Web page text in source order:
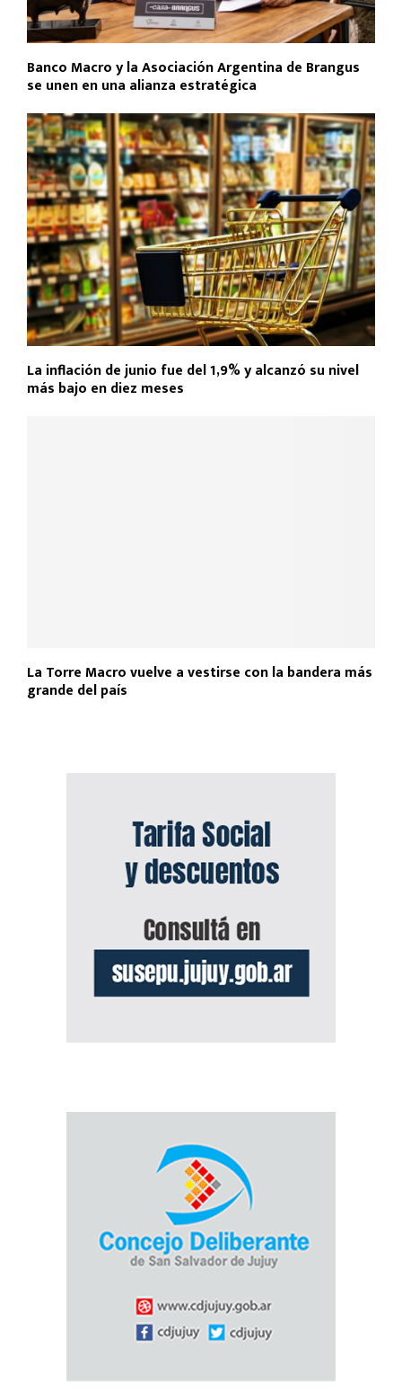
Banco Macro y la Asociación Argentina de Brangus
se unen en una alianza estratégica
La inflación de junio fue del 1,9% y alcanzó su nivel
más bajo en diez meses
La Torre Macro vuelve a vestirse con la bandera más
grande del país